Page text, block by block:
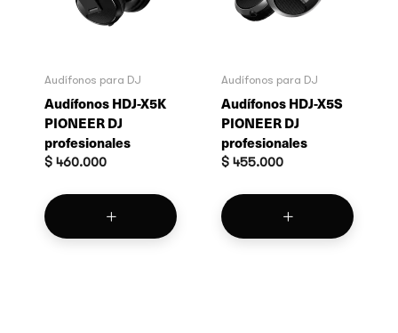
Audífonos para DJ
Audífonos HDJ-X5K
PIONEER DJ
profesionales
$ 460.000
Audífonos para DJ
Audífonos HDJ-X5S
PIONEER DJ
profesionales
$ 455.000